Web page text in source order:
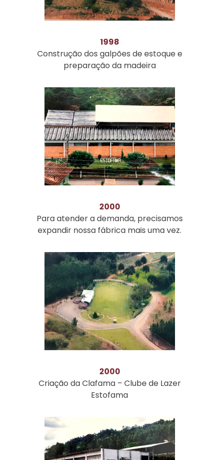
1998
Construção dos galpões de estoque e
preparação da madeira
2000
Para atender a demanda, precisamos
expandir nossa fábrica mais uma vez.
2000
Criação da Clafama – Clube de Lazer
Estofama